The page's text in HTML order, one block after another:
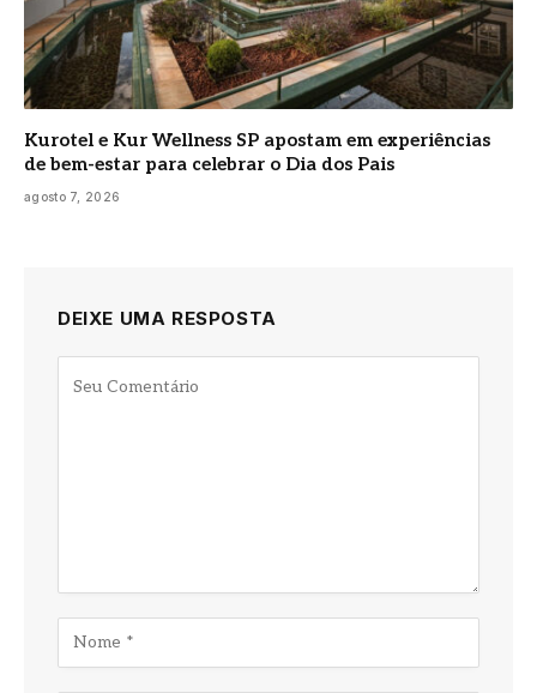
Kurotel e Kur Wellness SP apostam em experiências
de bem-estar para celebrar o Dia dos Pais
agosto 7, 2026
DEIXE UMA RESPOSTA